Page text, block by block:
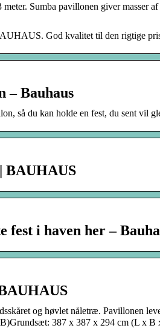
Sumba pavillonen giver masser
God kvalitet til den rigtige
– Bauhaus
så du kan holde en fest, du sent vil
BAUHAUS
fest i haven her –
og høvlet nåletræ. Pavillonen
387 x 387 x 294 cm (L x B